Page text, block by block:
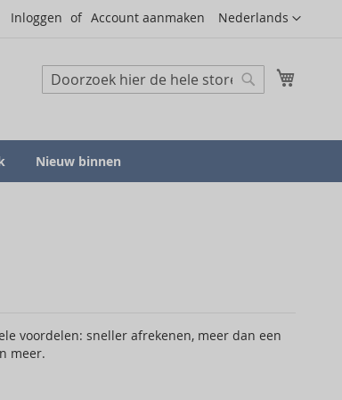
Taal
Nederlands
Inloggen Account aanmaken
Zoeken
Nieuw binnen
voordelen: sneller afrekenen, meer dan een
meer.